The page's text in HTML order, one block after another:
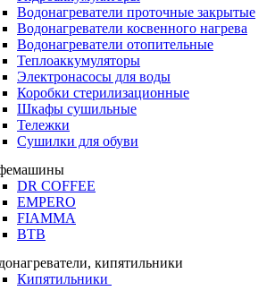
Водонагреватели проточные закрытые
Водонагреватели косвенного нагрева
Водонагреватели отопительные
Теплоаккумуляторы
Электронасосы для воды
Коробки стерилизационные
Шкафы сушильные
Тележки
Сушилки для обуви
DR COFFEE
EMPERO
FIAMMA
BTB
кипятильники
Кипятильники